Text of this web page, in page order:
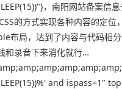
，南阳网站备案
的方式实现各种内容的定
布局，达到了内容与代码相
和录音下来消化就行…
and ispass=1"